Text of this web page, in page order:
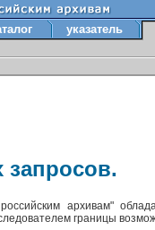
указатель
архивам"
границы